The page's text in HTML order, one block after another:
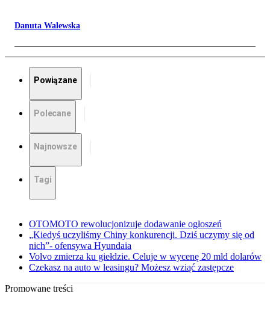
Danuta Walewska
Powiązane
Polecane
Najnowsze
Tagi
OTOMOTO rewolucjonizuje dodawanie ogłoszeń
„Kiedyś uczyliśmy Chiny konkurencji. Dziś uczymy się od
nich”- ofensywa Hyundaia
Volvo zmierza ku giełdzie. Celuje w wycenę 20 mld dolarów
Czekasz na auto w leasingu? Możesz wziąć zastępcze
Promowane treści